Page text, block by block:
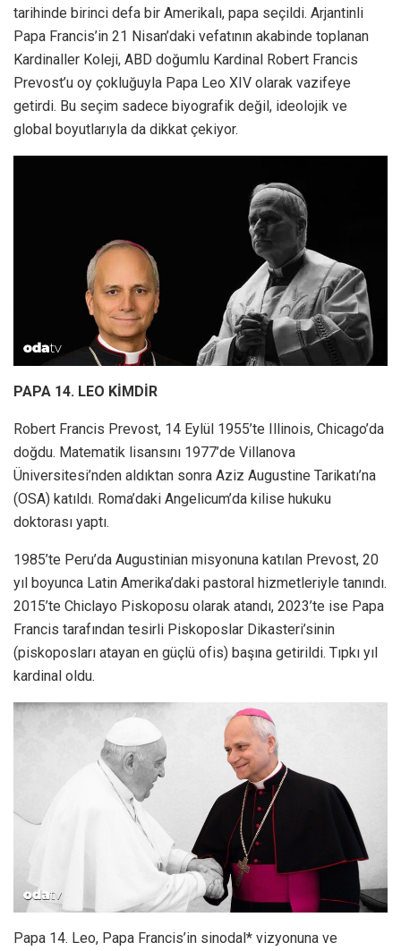
tarihinde birinci defa bir Amerikalı, papa seçildi. Arjantinli
Papa Francis’in 21 Nisan’daki vefatının akabinde toplanan
Kardinaller Koleji, ABD doğumlu Kardinal Robert Francis
Prevost’u oy çokluğuyla Papa Leo XIV olarak vazifeye
getirdi. Bu seçim sadece biyografik değil, ideolojik ve
global boyutlarıyla da dikkat çekiyor.
PAPA 14. LEO KİMDİR
Robert Francis Prevost, 14 Eylül 1955’te Illinois, Chicago’da
doğdu. Matematik lisansını 1977’de Villanova
Üniversitesi’nden aldıktan sonra Aziz Augustine Tarikatı’na
(OSA) katıldı. Roma’daki Angelicum’da kilise hukuku
doktorası yaptı.
1985’te Peru’da Augustinian misyonuna katılan Prevost, 20
yıl boyunca Latin Amerika’daki pastoral hizmetleriyle tanındı.
2015’te Chiclayo Piskoposu olarak atandı, 2023’te ise Papa
Francis tarafından tesirli Piskoposlar Dikasteri’sinin
(piskoposları atayan en güçlü ofis) başına getirildi. Tıpkı yıl
kardinal oldu.
Papa 14. Leo, Papa Francis’in sinodal* vizyonuna ve